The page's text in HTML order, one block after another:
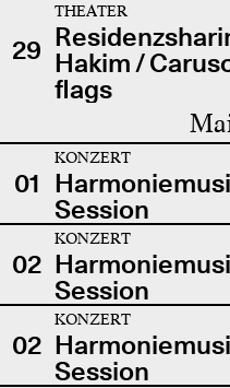
29
THEATER
Hakim /
flags
01
KONZERT
Session
02
KONZERT
Session
02
KONZERT
Session